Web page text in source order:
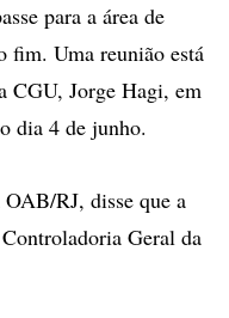
para a área de
fim. Uma reunião está
CGU, Jorge Hagi, em
dia 4 de junho.
RJ, disse que a
Geral da